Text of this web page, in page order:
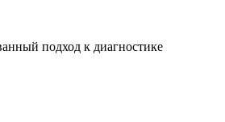
подход к диагностике